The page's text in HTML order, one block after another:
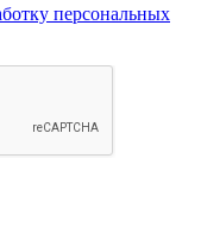
персональных